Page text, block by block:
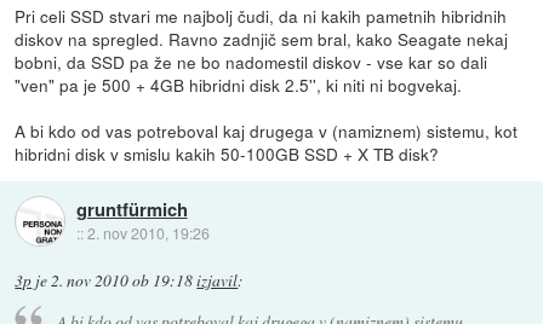
Pri celi SSD stvari me najbolj čudi, da ni kakih pametnih hibridnih
diskov na spregled. Ravno zadnjič sem bral, kako Seagate nekaj
bobni, da SSD pa že ne bo nadomestil diskov - vse kar so dali
"ven" pa je 500 + 4GB hibridni disk 2.5'', ki niti ni bogvekaj.
A bi kdo od vas potreboval kaj drugega v (namiznem) sistemu, kot
hibridni disk v smislu kakih 50-100GB SSD + X TB disk?
gruntfürmich
::2. nov 2010, 19:26
3p je2. nov 2010 ob 19:18izjavil: